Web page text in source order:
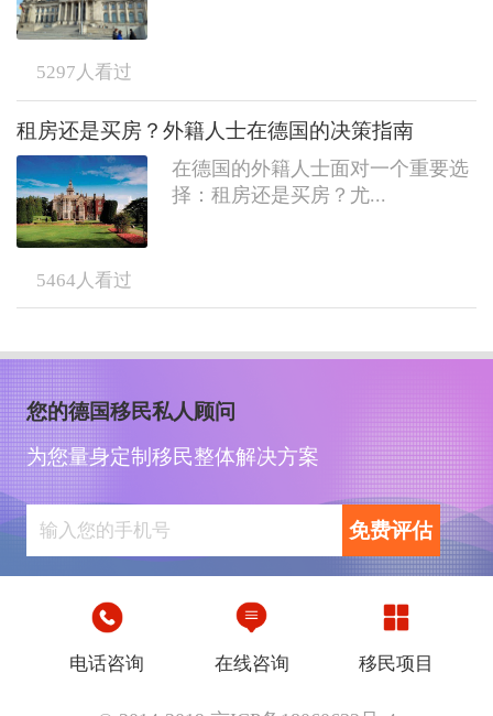
5297 人看过
租房还是买房？外籍人士在德国的决策指南
在德国的外籍人士面对一个重要选
择：租房还是买房？尤...
5464 人看过
您的德国移民私人顾问
为您量身定制移民整体解决方案
免费评估
电话咨询 在线咨询 移民项目